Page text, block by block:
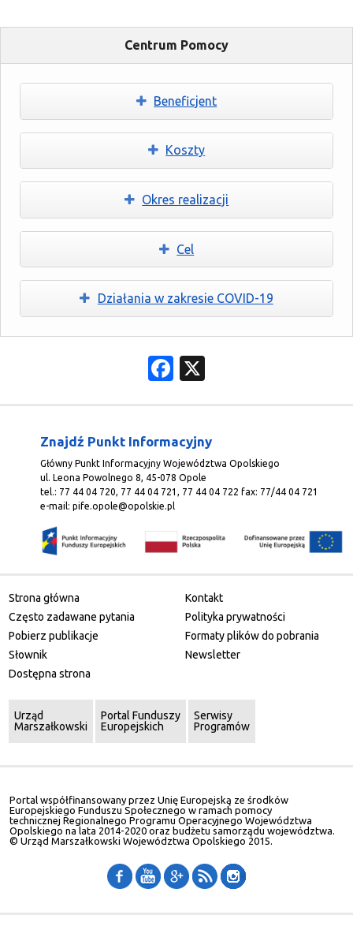
Centrum Pomocy
Beneficjent
Koszty
Okres realizacji
Cel
Działania w zakresie COVID-19
Facebook
Znajdź Punkt Informacyjny
Główny Punkt Informacyjny Województwa Opolskiego
ul. Leona Powolnego 8, 45-078 Opole
tel.: 77 44 04 720, 77 44 04 721, 77 44 04 722 fax: 77/44 04 721
e-mail:pife.opole@opolskie.pl
Strona główna
Często zadawane pytania
Pobierz publikacje
Słownik
Dostępna strona
Kontakt
Polityka prywatności
Formaty plików do pobrania
Newsletter
Urząd
Marszałkowski
Portal Funduszy
Europejskich
Serwisy
Programów
Portal współfinansowany przez Unię Europejską ze środków
Europejskiego Funduszu Społecznego w ramach pomocy
technicznej Regionalnego Programu Operacyjnego Województwa
Opolskiego na lata 2014-2020 oraz budżetu samorządu województwa.
© Urząd Marszałkowski Województwa Opolskiego 2015.